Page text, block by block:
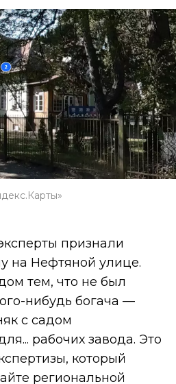
признали
на Нефтяной улице.
тем, что не был
нибудь богача —
с садом
рабочих завода. Это
который
региональной